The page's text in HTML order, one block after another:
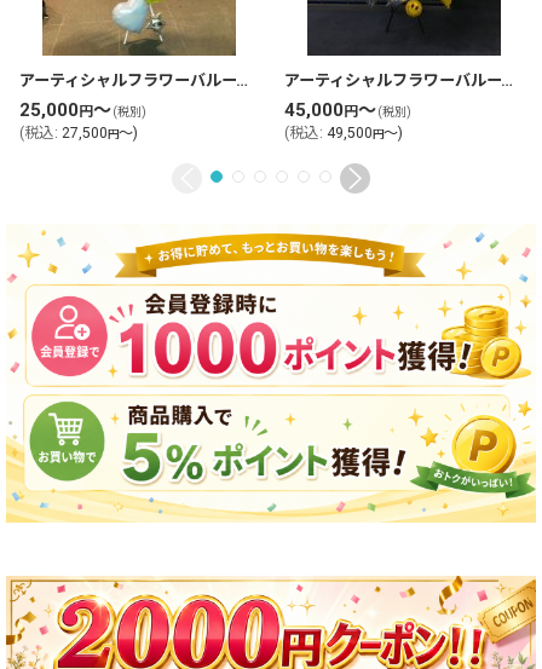
アーティシャルフラワーバルーンスタンド花・フラスタ(tlb-fbs85-zo)
25,000円～(税別)
(税込: 27,500円～)
アーティシャルフラワーバルーンスタンド花・フラスタ(tlb-fbs103-zo)
45,000円～(税別)
(税込: 49,500円～)